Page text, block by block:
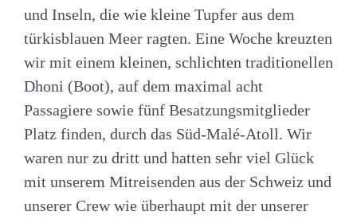
und Inseln, die wie kleine Tupfer aus dem
türkisblauen Meer ragten. Eine Woche kreuzten
wir mit einem kleinen, schlichten traditionellen
Dhoni (Boot), auf dem maximal acht
Passagiere sowie fünf Besatzungsmitglieder
Platz finden, durch das Süd-Malé-Atoll. Wir
waren nur zu dritt und hatten sehr viel Glück
mit unserem Mitreisenden aus der Schweiz und
unserer Crew wie überhaupt mit der unserer